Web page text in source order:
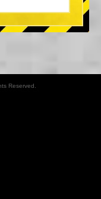
Reserved.